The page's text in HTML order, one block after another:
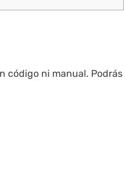
código ni manual. Podrás